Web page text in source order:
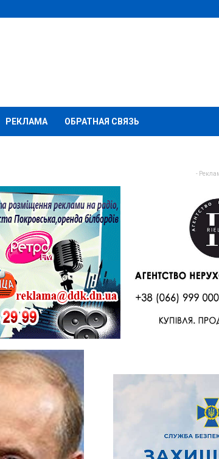
РЕКЛАМА ОБРАТНАЯ СВЯЗЬ
из
-